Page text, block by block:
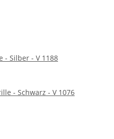
- Silber - V 1188